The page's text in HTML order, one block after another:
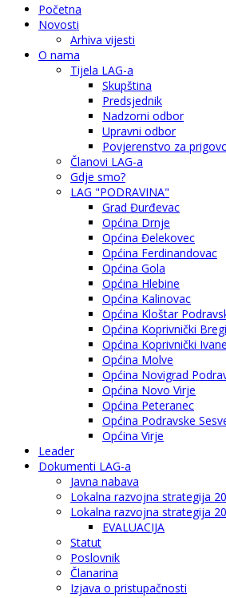
Početna
Novosti
Arhiva vijesti
O nama
Tijela LAG-a
Skupština
Predsjednik
Nadzorni odbor
Upravni odbor
Povjerenstvo za
Članovi LAG-a
Gdje smo?
LAG "PODRAVINA"
Grad Đurđevac
Općina Drnje
Općina Đelekovec
Općina Ferdinandovac
Općina Gola
Općina Hlebine
Općina Kalinovac
Općina Kloštar
Općina Koprivnički Bregi
Općina Koprivnički
Općina Molve
Općina Novigrad
Općina Novo Virje
Općina Peteranec
Općina Podravske
Općina Virje
Leader
Dokumenti LAG-a
Javna nabava
Lokalna razvojna strategija
Lokalna razvojna strategija
EVALUACIJA
Statut
Poslovnik
Članarina
Izjava o pristupačnosti